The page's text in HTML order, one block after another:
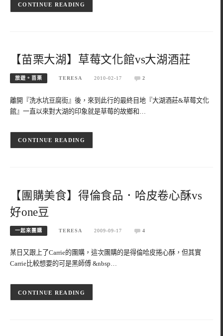
CONTINUE READING
【苗栗大湖】草莓文化館vs大湖酒莊
旅遊。苗栗 TERESA 2010-02-17 2
離開『洗水坑豆腐街』後，來到此行的最終目地『大湖酒莊&草莓文化
館』一直以來對大湖的印象就是草莓的故鄉和…
CONTINUE READING
【團購美食】得倫食品．哈皮卷心酥vs
好one豆
一起來團購 TERESA 2009-09-17 4
某日又跟上了Carrie的團購，這次團購的是得倫哈皮捲心酥，但其實
Carrie比較想要的可是黑師傅 &nbsp…
CONTINUE READING